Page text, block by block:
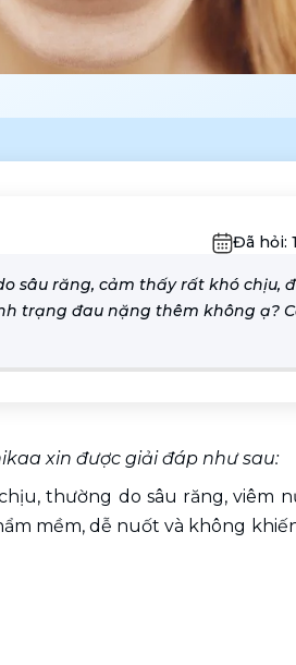
Đã hỏi:
sâu răng, cảm thấy rất khó chịu,
trạng đau nặng thêm không ạ?
xin được giải đáp như sau:
thường do sâu răng, viêm
mềm, dễ nuốt và không